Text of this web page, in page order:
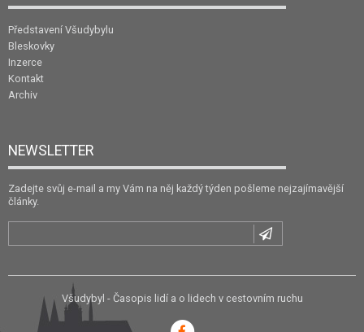
Představení Všudybylu
Bleskovky
Inzerce
Kontakt
Archiv
NEWSLETTER
Zadejte svůj e-mail a my Vám na něj každý týden pošleme nejzajímavější
články.
Všudybyl - Časopis lidí a o lidech v cestovním ruchu